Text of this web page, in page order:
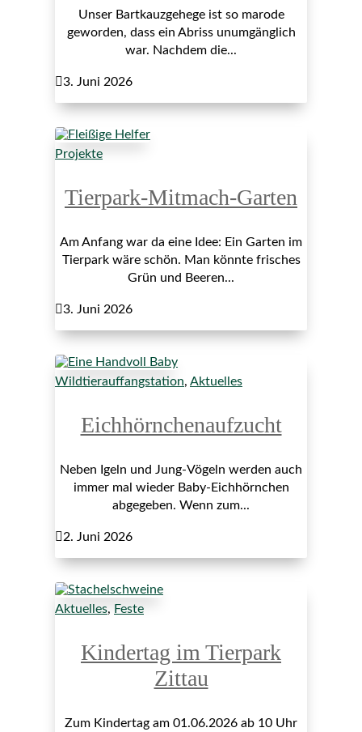
Unser Bartkauzgehege ist so marode
geworden, dass ein Abriss unumgänglich
war. Nachdem die...
3. Juni 2026
Projekte
Tierpark-Mitmach-Garten
Am Anfang war da eine Idee: Ein Garten im
Tierpark wäre schön. Man könnte frisches
Grün und Beeren...
3. Juni 2026
Wildtierauffangstation, Aktuelles
Eichhörnchenaufzucht
Neben Igeln und Jung-Vögeln werden auch
immer mal wieder Baby-Eichhörnchen
abgegeben. Wenn zum...
2. Juni 2026
Aktuelles, Feste
Kindertag im Tierpark
Zittau
Zum Kindertag am 01.06.2026 ab 10 Uhr